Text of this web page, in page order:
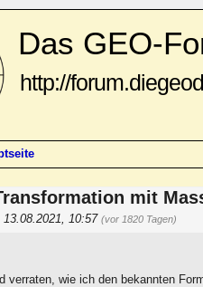
Das GEO-
http://
mit
13.08.2021, 10:57(vor 1820 Tagen)
verraten, wie ich den bekannten